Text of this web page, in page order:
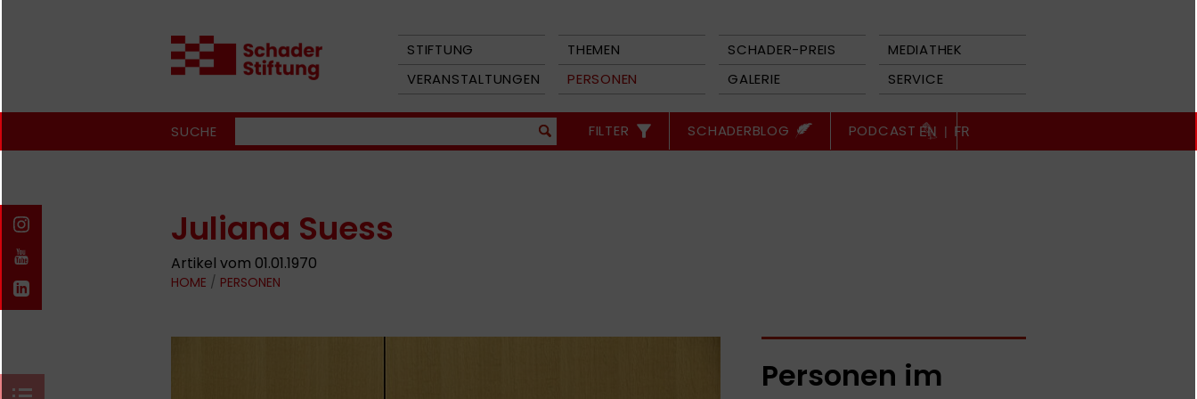
STIFTUNG THEMEN SCHADER-PREIS
MEDIATHEK
VERANSTALTUNGEN
PERSONEN GALERIE SERVICE
SUCHE FILTER SCHADERBLOG PODCAST EN | FR
Juliana Suess
Artikel vom 01.01.1970
HOME / PERSONEN
Personen im